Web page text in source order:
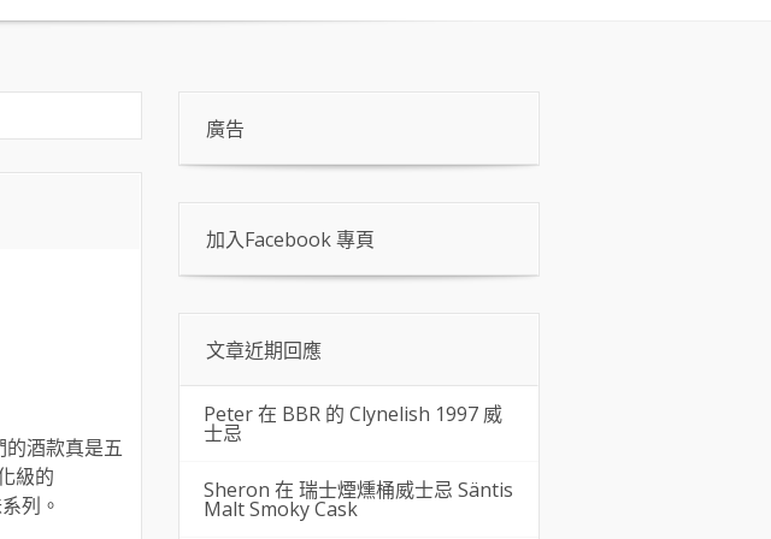
酒款真是五
級的
列。
廣告
加入Facebook 專頁
文章近期回應
Peter 在 BBR 的 Clynelish 1997 威
士忌
Sheron 在 瑞士煙燻桶威士忌 Säntis
Malt Smoky Cask